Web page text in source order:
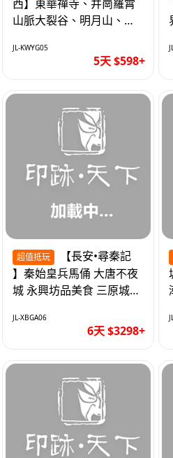
西】東華禪寺、井崗羅霄
山脈大裂谷、明月山、仙
JL-KWYG05
5天 $598+
超值抵玩
】秦始皇兵馬俑 大唐不夜
城 永興坊品美食 三原城隍
JL-XBGA06
6天 $3298+